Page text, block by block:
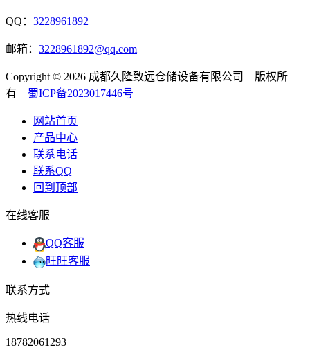
QQ： 3228961892
邮箱： 3228961892@qq.com
Copyright © 2026 成都久隆致远仓储设备有限公司 版权所
有 蜀ICP备2023017446号
网站首页
产品中心
联系电话
联系QQ
回到顶部
在线客服
QQ客服
旺旺客服
联系方式
热线电话
18782061293